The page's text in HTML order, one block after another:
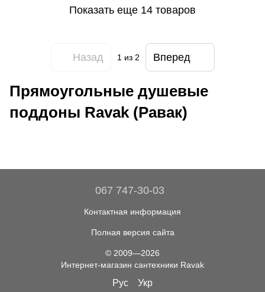
Показать еще 14 товаров
Назад 1из 2 Вперед
Прямоугольные душевые
поддоны Ravak (Равак)
067 747-30-03
Контактная информация
Полная версия сайта
© 2009—2026
Интернет-магазин сантехники Ravak
Рус Укр